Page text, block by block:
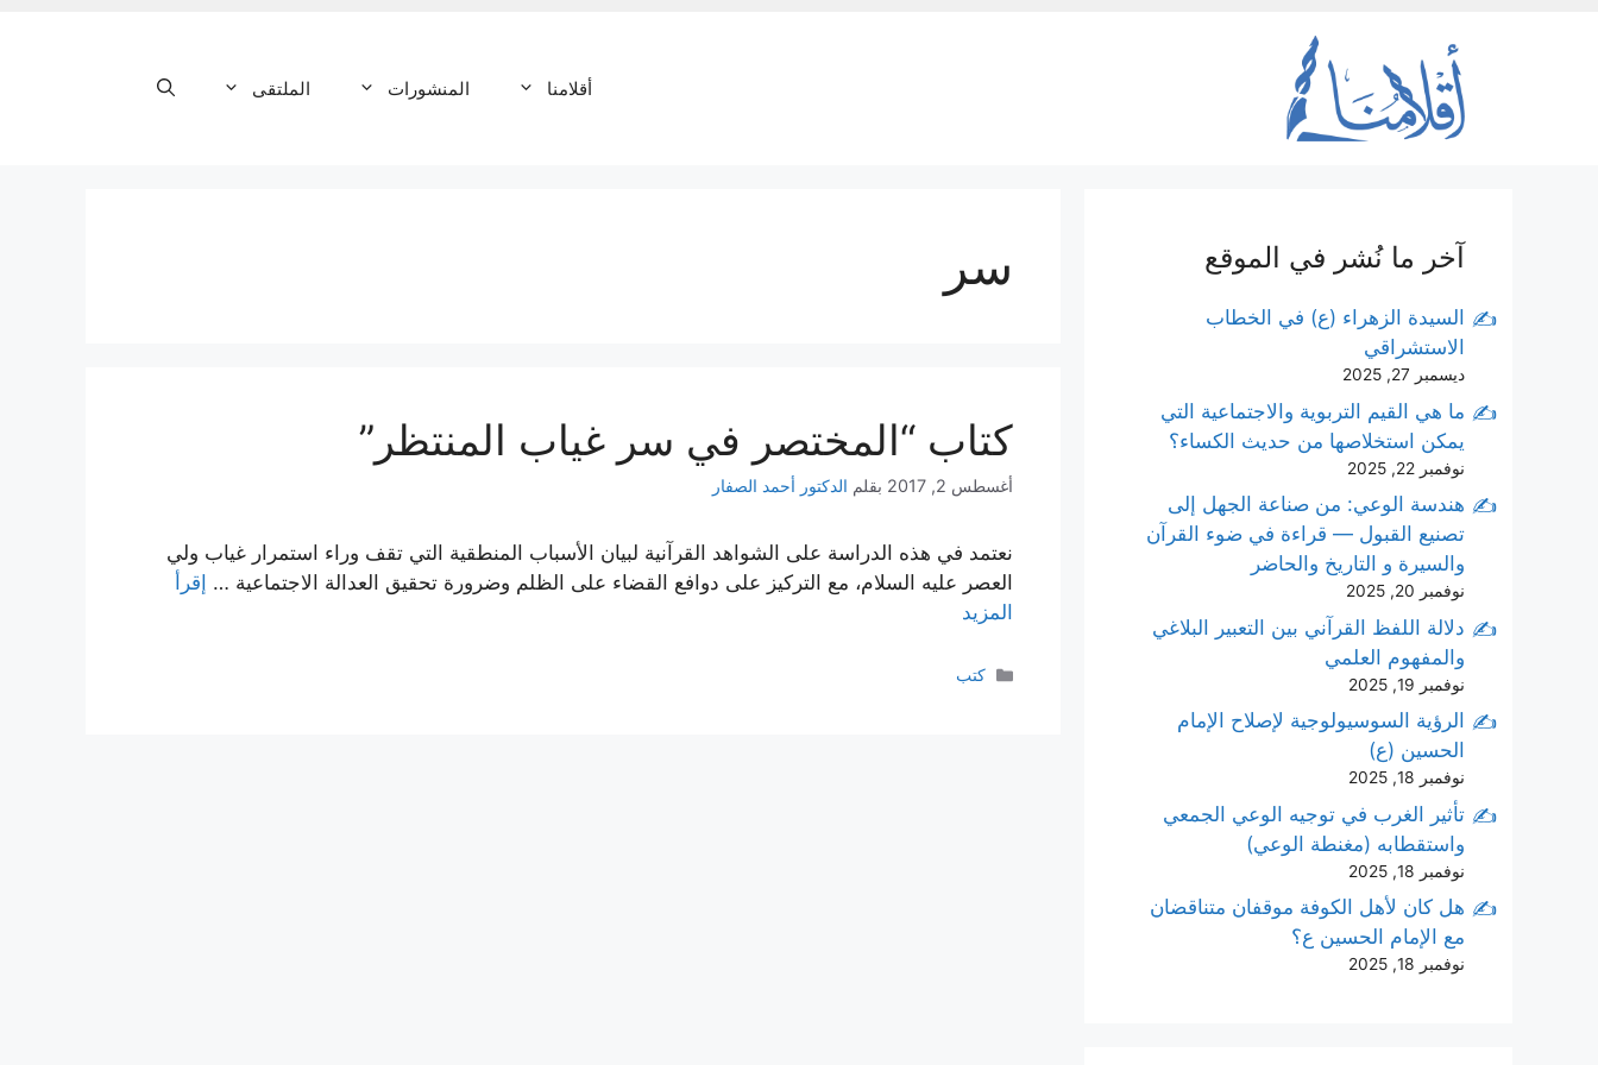
أقلامنا المنشورات الملتقى
سر
كتاب “المختصر في سر غياب المنتظر”
أغسطس 2, 2017 بقلم الدكتور أحمد الصفار
نعتمد في هذه الدراسة على الشواهد القرآنية لبيان الأسباب المنطقية التي تقف وراء استمرار غیاب ولي
العصر علیه السلام، مع الترکیز على دوافع القضاء على الظلم وضرورة تحقيق العدالة الاجتماعية … إقرأ
المزيد
التصنيفات
كتب
آخر ما نُشر في الموقع
السيدة الزهراء (ع) في الخطاب
الاستشراقي
ديسمبر 27, 2025
ما هي القيم التربوية والاجتماعية التي
يمكن استخلاصها من حديث الكساء؟
نوفمبر 22, 2025
هندسة الوعي: من صناعة الجهل إلى
تصنيع القبول — قراءة في ضوء القرآن
والسيرة و التاريخ والحاضر
نوفمبر 20, 2025
دلالة اللفظ القرآني بين التعبير البلاغي
والمفهوم العلمي
نوفمبر 19, 2025
الرؤية السوسيولوجية لإصلاح الإمام
الحسين (ع)
نوفمبر 18, 2025
تأثير الغرب في توجيه الوعي الجمعي
واستقطابه (مغنطة الوعي)
نوفمبر 18, 2025
هل كان لأهل الكوفة موقفان متناقضان
مع الإمام الحسين ع؟
نوفمبر 18, 2025